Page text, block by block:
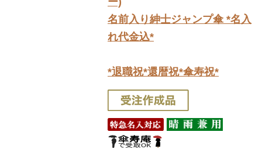
名前入り紳士ジャンプ傘 *名入
れ代金込*
*退職祝*還暦祝*傘寿祝*